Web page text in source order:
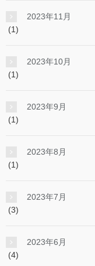
2023年11月
(1)
2023年10月
(1)
2023年9月
(1)
2023年8月
(1)
2023年7月
(3)
2023年6月
(4)